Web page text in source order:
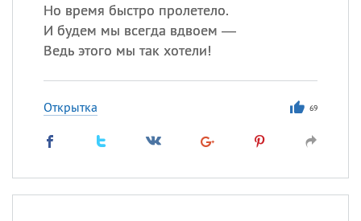
Но время быстро пролетело.
И будем мы всегда вдвоем —
Ведь этого мы так хотели!
Открытка 69